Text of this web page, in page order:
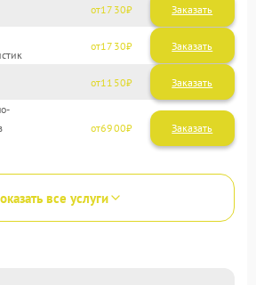
1730
1730
1150
6900
все услуги